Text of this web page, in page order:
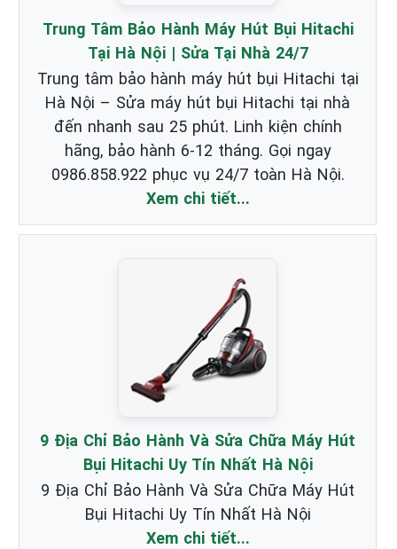
Trung Tâm Bảo Hành Máy Hút Bụi Hitachi
Tại Hà Nội | Sửa Tại Nhà 24/7
Trung tâm bảo hành máy hút bụi Hitachi tại
Hà Nội – Sửa máy hút bụi Hitachi tại nhà
đến nhanh sau 25 phút. Linh kiện chính
hãng, bảo hành 6-12 tháng. Gọi ngay
0986.858.922 phục vụ 24/7 toàn Hà Nội.
Xem chi tiết...
9 Địa Chỉ Bảo Hành Và Sửa Chữa Máy Hút
Bụi Hitachi Uy Tín Nhất Hà Nội
9 Địa Chỉ Bảo Hành Và Sửa Chữa Máy Hút
Bụi Hitachi Uy Tín Nhất Hà Nội
Xem chi tiết...